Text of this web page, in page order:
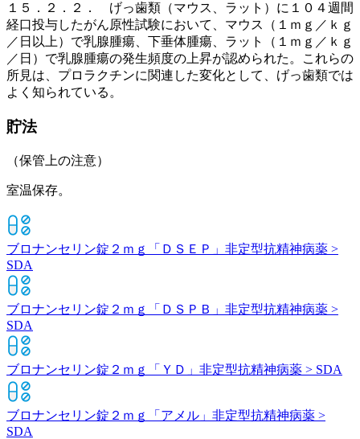
１５．２．２． げっ歯類（マウス、ラット）に１０４週間
経口投与したがん原性試験において、マウス（１ｍｇ／ｋｇ
／日以上）で乳腺腫瘍、下垂体腫瘍、ラット（１ｍｇ／ｋｇ
／日）で乳腺腫瘍の発生頻度の上昇が認められた。これらの
所見は、プロラクチンに関連した変化として、げっ歯類では
よく知られている。
貯法
（保管上の注意）
室温保存。
ブロナンセリン錠２ｍｇ「ＤＳＥＰ」 非定型抗精神病薬 >
SDA
ブロナンセリン錠２ｍｇ「ＤＳＰＢ」 非定型抗精神病薬 >
SDA
ブロナンセリン錠２ｍｇ「ＹＤ」 非定型抗精神病薬 > SDA
ブロナンセリン錠２ｍｇ「アメル」 非定型抗精神病薬 >
SDA